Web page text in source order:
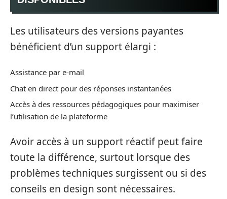
Les utilisateurs des versions payantes
bénéficient d’un support élargi :
Assistance par e-mail
Chat en direct pour des réponses instantanées
Accès à des ressources pédagogiques pour maximiser
l’utilisation de la plateforme
Avoir accès à un support réactif peut faire
toute la différence, surtout lorsque des
problèmes techniques surgissent ou si des
conseils en design sont nécessaires.